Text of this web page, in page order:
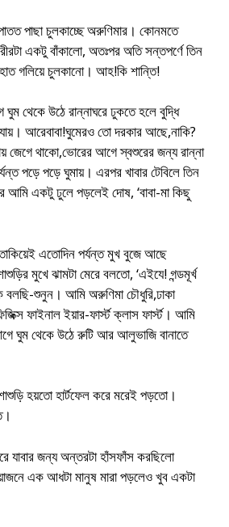
পাছা চুলকাচ্ছে অরুণিমার। কোনমতে
একটু বাঁকালো, অতঃপর অতি সন্তপর্ণে তিন
গলিয়ে চুলকানো। আহ!কি শান্তি!
থেকে উঠে রান্নাঘরে ঢুকতে হলে বুদ্ধি
আরেবাবা!ঘুমেরও তো দরকার আছে,নাকি?
জেগে থাকো,ভোরের আগে স্বশুরের জন্য রান্না
পড়ে পড়ে ঘুমায়। এরপর খাবার টেবিলে তিন
আমি একটু ঢুলে পড়লেই দোষ, ‘বাবা-মা কিছু
এতোদিন পর্যন্ত মুখ বুজে আছে
মুখে ঝামটা মেরে বলতো, ‘এইযে! গন্ডমূর্খ
বলছি-শুনুন। আমি অরুণিমা চৌধুরি,ঢাকা
ফাইনাল ইয়ার-ফার্স্ট ক্লাস ফার্স্ট। আমি
ঘুম থেকে উঠে রুটি আর আলুভাজি বানাতে
হয়তো হার্টফেল করে মরেই পড়তো।
যাবার জন্য অন্তরটা হাঁসফাঁস করছিলো
এক আধটা মানুষ মারা পড়লেও খুব একটা